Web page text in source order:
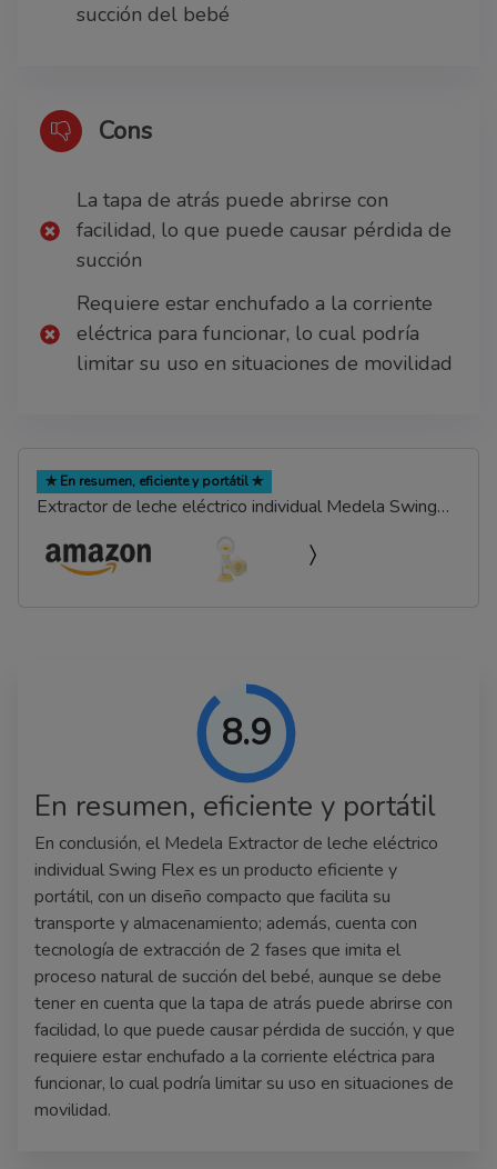
succión del bebé
Cons
La tapa de atrás puede abrirse con
facilidad, lo que puede causar pérdida de
succión
Requiere estar enchufado a la corriente
eléctrica para funcionar, lo cual podría
limitar su uso en situaciones de movilidad
✯ En resumen, eficiente y portátil ✯
Extractor de leche eléctrico individual Medela Swing
8.9
En resumen, eficiente y portátil
En conclusión, el Medela Extractor de leche eléctrico
individual Swing Flex es un producto eficiente y
portátil, con un diseño compacto que facilita su
transporte y almacenamiento; además, cuenta con
tecnología de extracción de 2 fases que imita el
proceso natural de succión del bebé, aunque se debe
tener en cuenta que la tapa de atrás puede abrirse con
facilidad, lo que puede causar pérdida de succión, y que
requiere estar enchufado a la corriente eléctrica para
funcionar, lo cual podría limitar su uso en situaciones de
movilidad.